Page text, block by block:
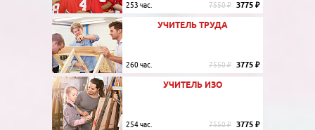
253 час. 7550 ₽ 3775 ₽
УЧИТЕЛЬ ТРУДА
260 час. 7550 ₽ 3775 ₽
УЧИТЕЛЬ ИЗО
254 час. 7550 ₽ 3775 ₽